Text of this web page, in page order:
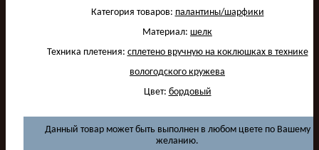
Категория товаров: палантины/шарфики
Материал: шелк
Техника плетения: сплетено вручную на коклюшках в технике
вологодского кружева
Цвет: бордовый
Данный товар может быть выполнен в любом цвете по Вашему
желанию.